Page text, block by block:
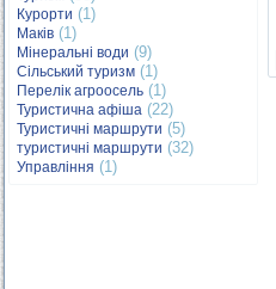
Курорти (1)
Маків (1)
Мінеральні води (9)
Сільський туризм (1)
Перелік агроосель (1)
Туристична афіша (22)
Туристичні маршрути (5)
туристичні маршрути (32)
Управління (1)